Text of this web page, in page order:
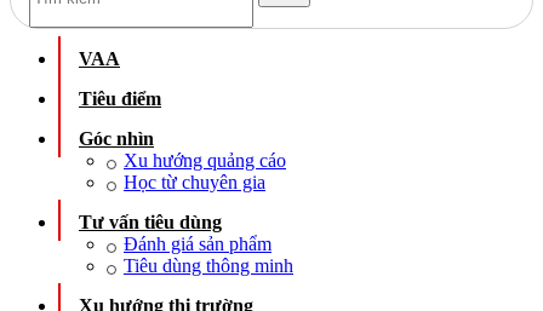
VAA
Tiêu điểm
Góc nhìn
Xu hướng quảng cáo
Học từ chuyên gia
Tư vấn tiêu dùng
Đánh giá sản phẩm
Tiêu dùng thông minh
Xu hướng thị trường